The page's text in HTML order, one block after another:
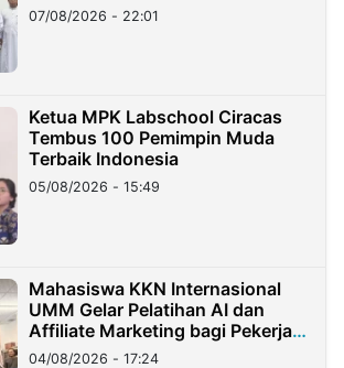
07/08/2026 - 22:01
Ketua MPK Labschool Ciracas
Tembus 100 Pemimpin Muda
Terbaik Indonesia
05/08/2026 - 15:49
Mahasiswa KKN Internasional
UMM Gelar Pelatihan AI dan
Affiliate Marketing bagi Pekerja
Migran Indonesia di Taiwan
04/08/2026 - 17:24